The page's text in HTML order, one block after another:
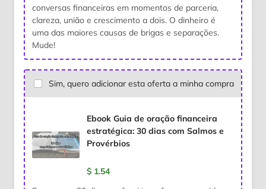
conversas financeiras em momentos de parceria,
clareza, união e crescimento a dois. O dinheiro é
uma das maiores causas de brigas e separações.
Mude!
Sim, quero adicionar esta oferta a minha compra
Ebook Guia de oração financeira
estratégica: 30 dias com Salmos e
Provérbios
$ 1.54